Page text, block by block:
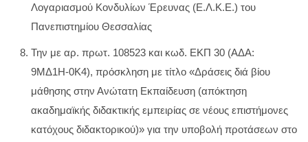
Λογαριασμού Κονδυλίων Έρευνας (Ε.Λ.Κ.Ε.) του
Πανεπιστημίου Θεσσαλίας
Την με αρ. πρωτ. 108523 και κωδ. ΕΚΠ 30 (ΑΔΑ:
9ΜΔ1Η-0Κ4), πρόσκληση με τίτλο «Δράσεις διά βίου
μάθησης στην Ανώτατη Εκπαίδευση (απόκτηση
ακαδημαϊκής διδακτικής εμπειρίας σε νέους επιστήμονες
κατόχους διδακτορικού)» για την υποβολή προτάσεων στο